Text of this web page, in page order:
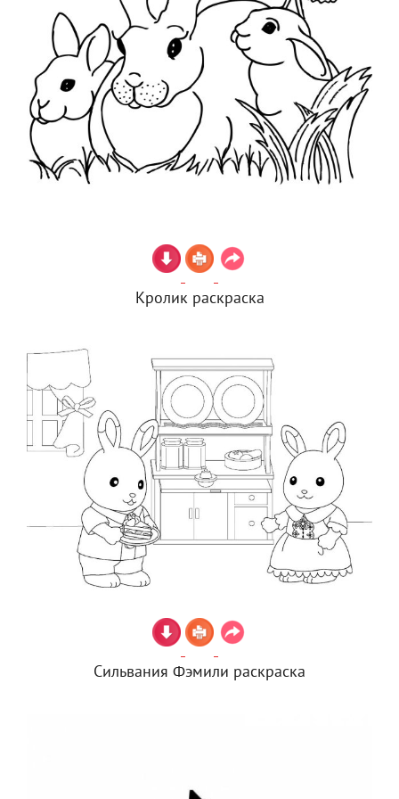
Кролик раскраска
Сильвания Фэмили раскраска